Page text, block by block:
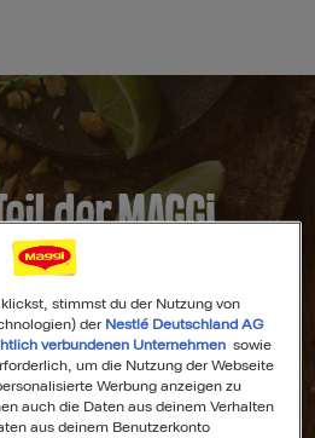
der MAGGI
stimmst du der Nutzung von
der Nestlé Deutschland AG
verbundenen Unternehmen sowie
um die Nutzung der Webseite
Werbung anzeigen zu
auch die Daten aus deinem Verhalten
aus deinem Benutzerkonto